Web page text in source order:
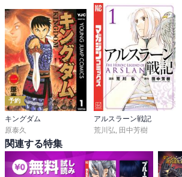
予約
キングダム
原泰久
アルスラーン戦記
荒川弘, 田中芳樹
関連する特集